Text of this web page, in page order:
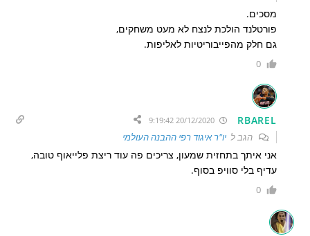
מסכים.
פורטלנד הולכת לנצח לא מעט משחקים,
גם חלק מהפייבוריטיות לאליפות.
0
RBAREL
הגב ליו"ר איגוד רפי ההבנה העולמי
אני איתך בתחזית שמעון, צריכים פה עוד ריצת פלייאוף טובה,
עדיף בלי סוויפ בסוף.
0